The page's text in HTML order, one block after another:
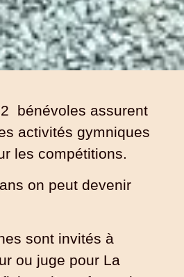
bénévoles assurent
activités gymniques
les compétitions.
on peut devenir
sont invités à
ou juge pour La